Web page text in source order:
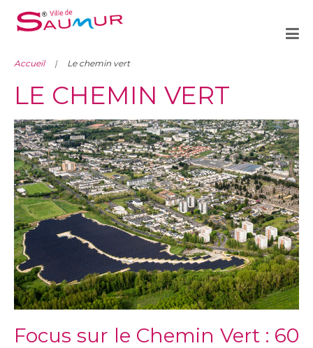
Accueil Le chemin vert
LE CHEMIN VERT
Focus sur le Chemin Vert : 60